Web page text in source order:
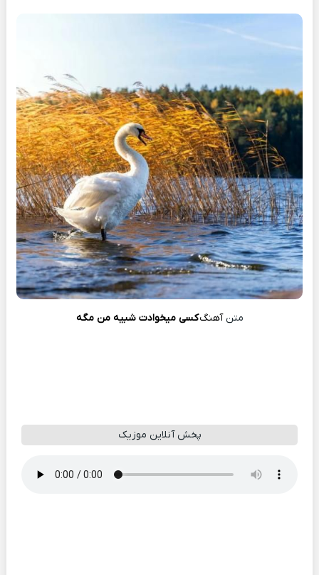
متنآهنگکسی میخوادت شبیه من مگه
پخش آنلاین موزیک